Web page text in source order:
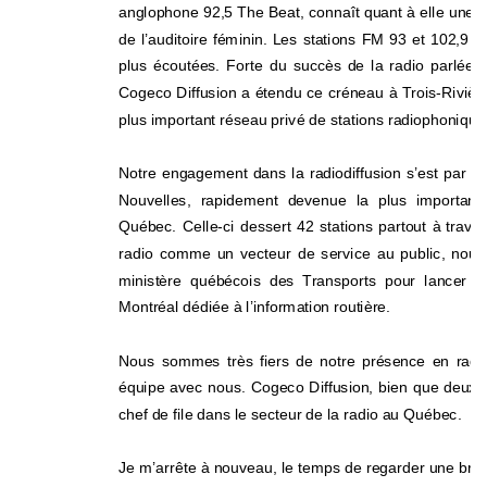
anglophone 92,5 The Beat, connaît quant à elle une
de l’auditoire féminin. Les stations FM 93 et 102,9
plus écoutées. Forte du succès de la radio parlée
Cogeco Diffusion a étendu ce créneau à Trois-
plus important réseau privé de stations
Notre engagement dans la radiodiffusion s’est par
Nouvelles, rapidement devenue la plus im
Québec. Celle-ci dessert 42 stations partout à
radio comme un vecteur de service au public,
ministère québécois des Transports pour lancer
Montréal dédiée à l’information routière.
Nous sommes très fiers de notre présence en
équipe avec nous. Cogeco Diffusion, bien que d
chef de file dans le secteur de la radio au Québec.
Je m’arrête à nouveau, le temps de regarder une